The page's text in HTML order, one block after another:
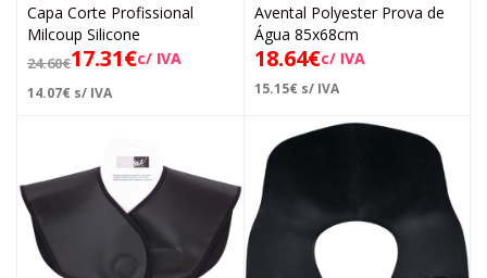
Capa Corte Profissional
Milcoup Silicone
24.60€17.31€c/ IVA
14.07€ s/ IVA
Avental Polyester Prova de
Água 85x68cm
18.64€c/ IVA
15.15€ s/ IVA